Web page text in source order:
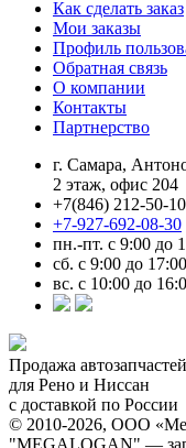
Как сделать заказ
Мои заказы
Профиль
Обратная связь
О компании
Контакты
Партнерство
г. Самара,
2 этаж, офис 204
+7(846) 212-50-10
+7-927-692-08-30
пн.-пт. с 9:00 до
сб. с 9:00 до 17:00
вс. с 10:00 до
Продажа автозапчастей
для Рено и Ниссан
с доставкой по России
© 2010-2026, ООО